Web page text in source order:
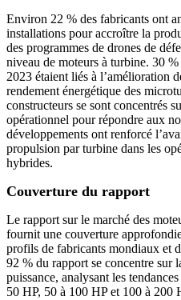
Environ 22 % des fabricants ont
installations pour accroître la
des programmes de drones de
niveau de moteurs à turbine. 30
2023 étaient liés à l’amélioration
rendement énergétique des
constructeurs se sont concentrés
opérationnel pour répondre aux
développements ont renforcé
propulsion par turbine dans les
hybrides.
Couverture du rapport
Le rapport sur le marché des
fournit une couverture
profils de fabricants mondiaux et
92 % du rapport se concentre sur
puissance, analysant les
50 HP, 50 à 100 HP et 100 à 200